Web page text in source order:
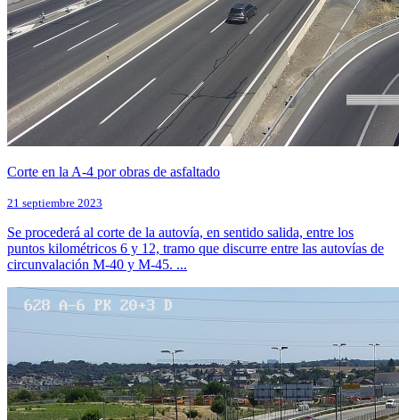
Corte en la A-4 por obras de asfaltado
21 septiembre 2023
Se procederá al corte de la autovía, en sentido salida, entre los
puntos kilométricos 6 y 12, tramo que discurre entre las autovías de
circunvalación M-40 y M-45. ...